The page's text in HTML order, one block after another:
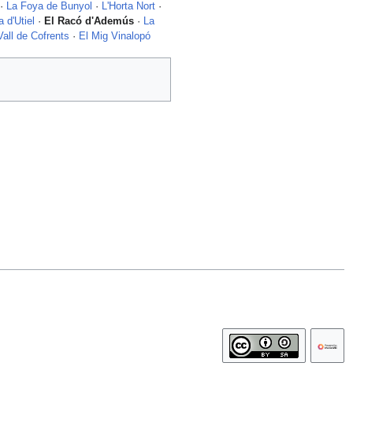
La Foya de Bunyol · L'Horta Nort ·
d'Utiel · El Racó d'Ademús · La
de Cofrents · El Mig Vinalopó